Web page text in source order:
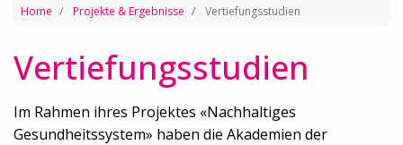
Home Projekte & Ergebnisse Vertiefungsstudien
Vertiefungsstudien
Im Rahmen ihres Projektes «Nachhaltiges
Gesundheitssystem» haben die Akademien der